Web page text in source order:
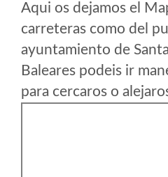
Aqui os dejamos el
carreteras como del
ayuntamiento de
Baleares podeis ir
para cercaros o